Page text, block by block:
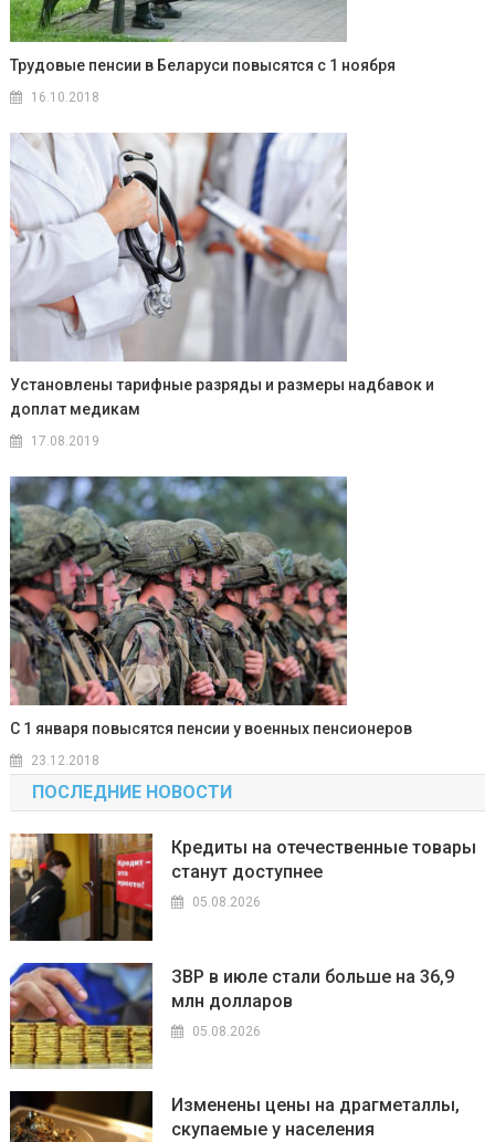
Трудовые пенсии в Беларуси повысятся с 1 ноября
16.10.2018
Установлены тарифные разряды и размеры надбавок и
доплат медикам
17.08.2019
С 1 января повысятся пенсии у военных пенсионеров
23.12.2018
ПОСЛЕДНИЕ НОВОСТИ
Кредиты на отечественные товары
станут доступнее
05.08.2026
ЗВР в июле стали больше на 36,9
млн долларов
05.08.2026
Изменены цены на драгметаллы,
скупаемые у населения